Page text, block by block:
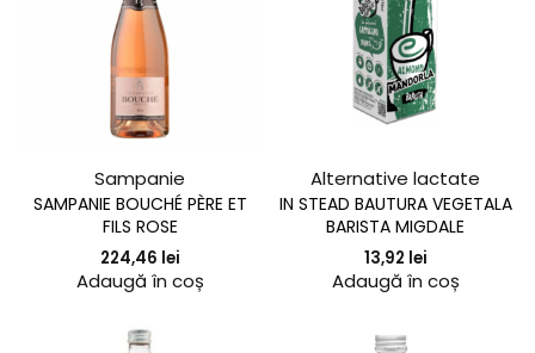
Sampanie
SAMPANIE BOUCHÉ PÈRE ET
FILS ROSE
224,46 lei
Adaugă în coș
Alternative lactate
IN STEAD BAUTURA VEGETALA
BARISTA MIGDALE
13,92 lei
Adaugă în coș